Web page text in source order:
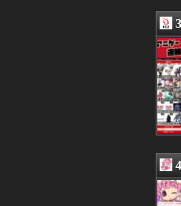
08/
08/
08/
08/
08/
08/
08/
08/
08/
08/
08/
08/
08/